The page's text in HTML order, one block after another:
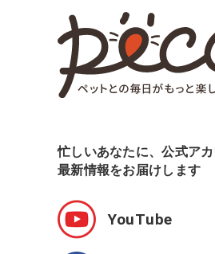
忙しいあなたに、公式ア
最新情報をお届けします
YouTube